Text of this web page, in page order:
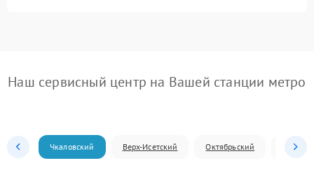
Наш сервисный центр на Вашей станции метро
Чкаловский Верх-Исетский Октябрьский